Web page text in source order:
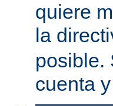
quiere
la
posible.
cuenta